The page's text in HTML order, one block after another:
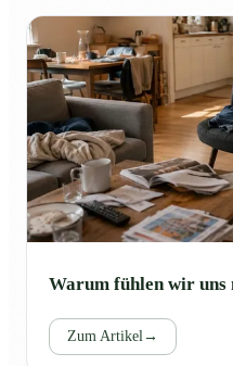
Warum fühlen wir uns
Zum Artikel →